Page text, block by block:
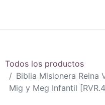
Todos los productos
Biblia Misionera Reina
Mig y Meg Infantil